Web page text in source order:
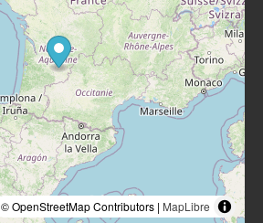
© OpenStreetMap Contributors | MapLibre